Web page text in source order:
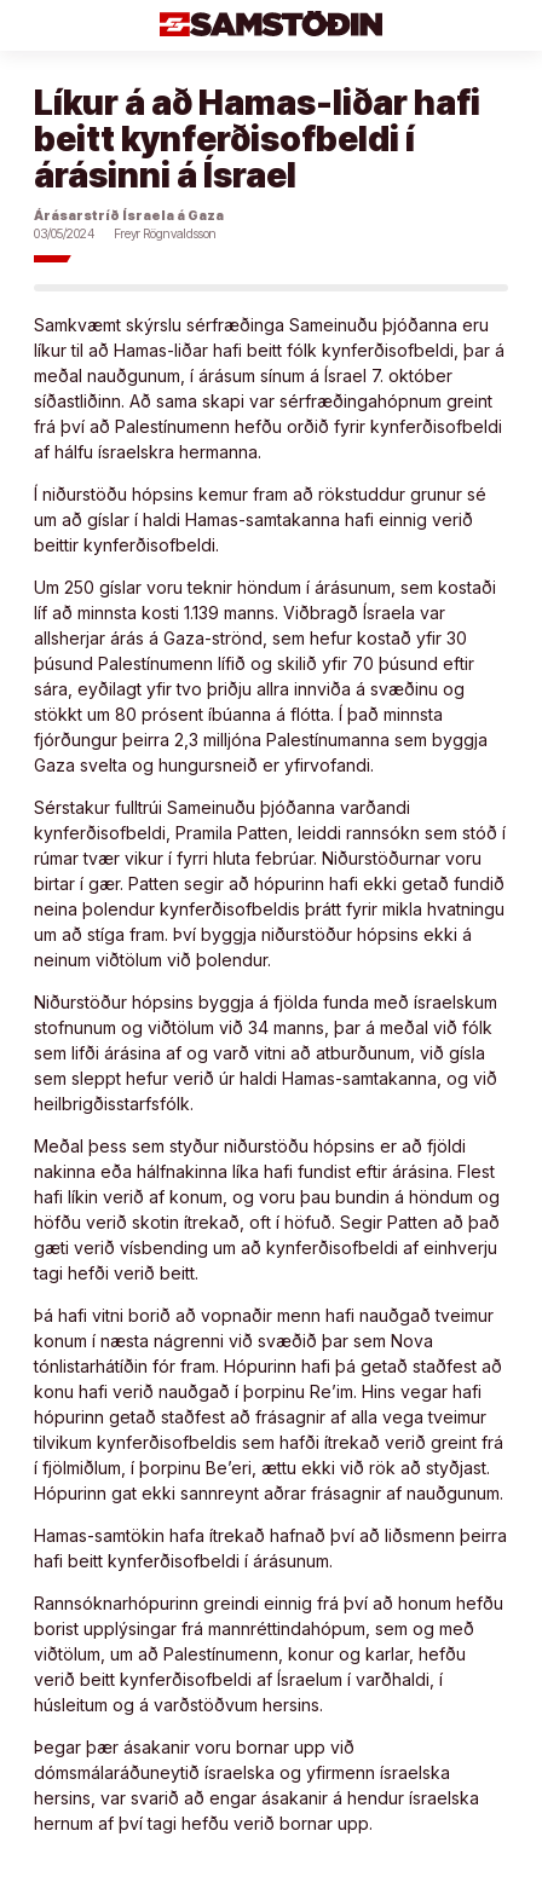
Líkur á að Hamas-liðar hafi
beitt kynferðisofbeldi í
árásinni á Ísrael
Árásarstríð Ísraela á Gaza
03/05/2024
Freyr Rögnvaldsson
Samkvæmt skýrslu sérfræðinga Sameinuðu þjóðanna eru
líkur til að Hamas-liðar hafi beitt fólk kynferðisofbeldi, þar á
meðal nauðgunum, í árásum sínum á Ísrael 7. október
síðastliðinn. Að sama skapi var sérfræðingahópnum greint
frá því að Palestínumenn hefðu orðið fyrir kynferðisofbeldi
af hálfu ísraelskra hermanna.
Í niðurstöðu hópsins kemur fram að rökstuddur grunur sé
um að gíslar í haldi Hamas-samtakanna hafi einnig verið
beittir kynferðisofbeldi.
Um 250 gíslar voru teknir höndum í árásunum, sem kostaði
líf að minnsta kosti 1.139 manns. Viðbragð Ísraela var
allsherjar árás á Gaza-strönd, sem hefur kostað yfir 30
þúsund Palestínumenn lífið og skilið yfir 70 þúsund eftir
sára, eyðilagt yfir tvo þriðju allra innviða á svæðinu og
stökkt um 80 prósent íbúanna á flótta. Í það minnsta
fjórðungur þeirra 2,3 milljóna Palestínumanna sem byggja
Gaza svelta og hungursneið er yfirvofandi.
Sérstakur fulltrúi Sameinuðu þjóðanna varðandi
kynferðisofbeldi, Pramila Patten, leiddi rannsókn sem stóð í
rúmar tvær vikur í fyrri hluta febrúar. Niðurstöðurnar voru
birtar í gær. Patten segir að hópurinn hafi ekki getað fundið
neina þolendur kynferðisofbeldis þrátt fyrir mikla hvatningu
um að stíga fram. Því byggja niðurstöður hópsins ekki á
neinum viðtölum við þolendur.
Niðurstöður hópsins byggja á fjölda funda með ísraelskum
stofnunum og viðtölum við 34 manns, þar á meðal við fólk
sem lifði árásina af og varð vitni að atburðunum, við gísla
sem sleppt hefur verið úr haldi Hamas-samtakanna, og við
heilbrigðisstarfsfólk.
Meðal þess sem styður niðurstöðu hópsins er að fjöldi
nakinna eða hálfnakinna líka hafi fundist eftir árásina. Flest
hafi líkin verið af konum, og voru þau bundin á höndum og
höfðu verið skotin ítrekað, oft í höfuð. Segir Patten að það
gæti verið vísbending um að kynferðisofbeldi af einhverju
tagi hefði verið beitt.
Þá hafi vitni borið að vopnaðir menn hafi nauðgað tveimur
konum í næsta nágrenni við svæðið þar sem Nova
tónlistarhátíðin fór fram. Hópurinn hafi þá getað staðfest að
konu hafi verið nauðgað í þorpinu Re’im. Hins vegar hafi
hópurinn getað staðfest að frásagnir af alla vega tveimur
tilvikum kynferðisofbeldis sem hafði ítrekað verið greint frá
í fjölmiðlum, í þorpinu Be’eri, ættu ekki við rök að styðjast.
Hópurinn gat ekki sannreynt aðrar frásagnir af nauðgunum.
Hamas-samtökin hafa ítrekað hafnað því að liðsmenn þeirra
hafi beitt kynferðisofbeldi í árásunum.
Rannsóknarhópurinn greindi einnig frá því að honum hefðu
borist upplýsingar frá mannréttindahópum, sem og með
viðtölum, um að Palestínumenn, konur og karlar, hefðu
verið beitt kynferðisofbeldi af Ísraelum í varðhaldi, í
húsleitum og á varðstöðvum hersins.
Þegar þær ásakanir voru bornar upp við
dómsmálaráðuneytið ísraelska og yfirmenn ísraelska
hersins, var svarið að engar ásakanir á hendur ísraelska
hernum af því tagi hefðu verið bornar upp.